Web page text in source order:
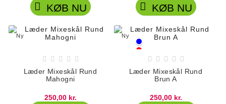
 KØB NU  KØB NU
Ny
    
Læder Mixeskål Rund
Mahogni
250,00 kr.
Ny
Blå
Rød
Hvid    
Læder Mixeskål Rund
Brun A
250,00 kr.